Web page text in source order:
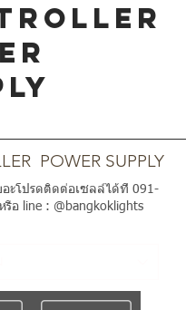
POWER SUPPLY
อะโปรดติดต่อเซลล์ได้ที่ 091-
อ line : @bangkoklights